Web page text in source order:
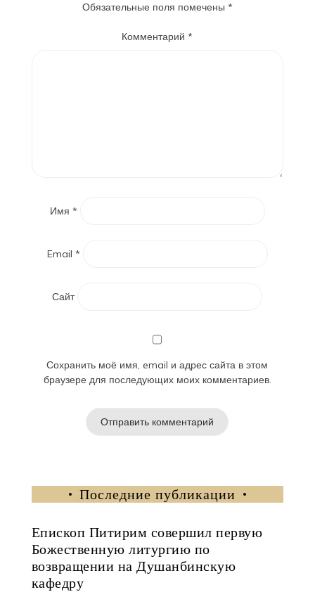
Обязательные поля помечены *
Комментарий*
Имя *
Email *
Сайт
Сохранить моё имя, email и адрес сайта в этом
браузере для последующих моих комментариев.
Последние публикации
Епископ Питирим совершил первую
Божественную литургию по
возвращении на Душанбинскую
кафедру